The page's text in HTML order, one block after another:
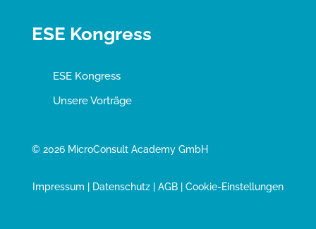
ESE Kongress
ESE Kongress
Unsere Vorträge
© 2026 MicroConsult Academy GmbH
Impressum Datenschutz| AGB| Cookie-Einstellungen